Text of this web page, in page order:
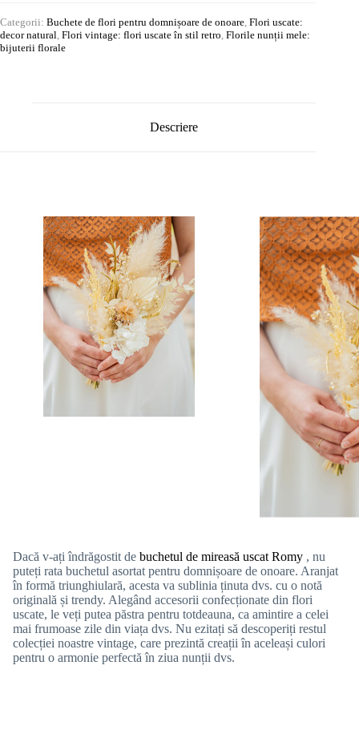
Categorii: Buchete de flori pentru domnișoare de onoare, Flori uscate:
decor natural, Flori vintage: flori uscate în stil retro, Florile nunții mele:
bijuterii florale
Descriere
Dacă v-ați îndrăgostit de buchetul de mireasă uscat Romy , nu
puteți rata buchetul asortat pentru domnișoare de onoare. Aranjat
în formă triunghiulară, acesta va sublinia ținuta dvs. cu o notă
originală și trendy. Alegând accesorii confecționate din flori
uscate, le veți putea păstra pentru totdeauna, ca amintire a celei
mai frumoase zile din viața dvs. Nu ezitați să descoperiți restul
colecției noastre vintage, care prezintă creații în aceleași culori
pentru o armonie perfectă în ziua nunții dvs.